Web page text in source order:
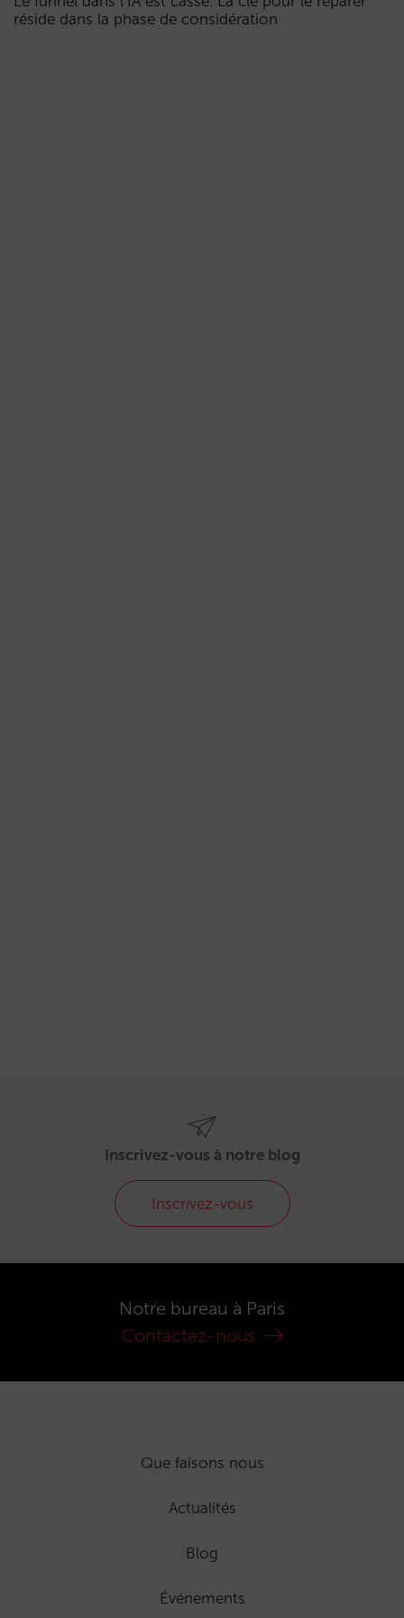
réside dans la phase de considération
Inscrivez-vous à notre blog
Inscrivez-vous
Notre bureau à Paris
Contactez-nous
Que faisons nous
Actualités
Blog
Événements